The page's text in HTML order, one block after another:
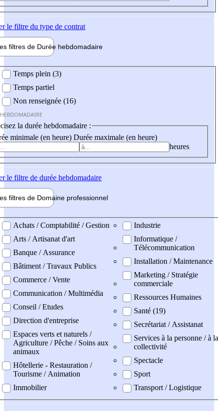
le filtre du type de contrat
filtres de Durée hebdomadaire
Temps plein (3)
Temps partiel
Non renseignée (16)
la durée hebdomadaire :
minimale (en heure) Durée maximale (en heure)
heures
le filtre de durée hebdomadaire
filtres de Domaine professionnel
professionel
Achats / Comptabilité / Gestion
Arts / Artisanat d'art
Banque / Assurance
Bâtiment / Travaux Publics
Commerce / Vente
Communication / Multimédia
Conseil / Etudes
Direction d'entreprise
Espaces verts et naturels /
Agriculture / Pêche / Soins aux
animaux
Hôtellerie - Restauration /
Tourisme / Animation
Immobilier
Industrie
Informatique /
Télécommunication
Installation / Maintenance
Marketing / Stratégie
commerciale
Ressources Humaines
Santé (19)
Secrétariat / Assistanat
Services à la personne / à la
collectivité
Spectacle
Sport
Transport / Logistique